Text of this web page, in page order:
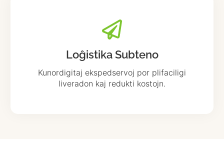
Loĝistika Subteno
Kunordigitaj ekspedservoj por plifaciligi
liveradon kaj redukti kostojn.